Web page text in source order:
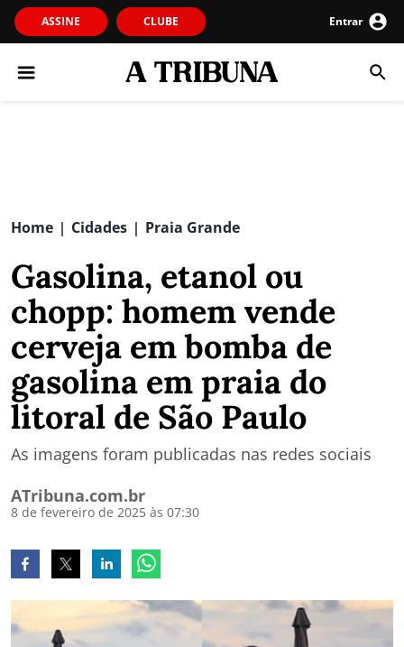
ASSINE CLUBE Entrar
Home | Cidades | Praia Grande
Gasolina, etanol ou
chopp: homem vende
cerveja em bomba de
gasolina em praia do
litoral de São Paulo
As imagens foram publicadas nas redes sociais
ATribuna.com.br
8 de fevereiro de 2025 às 07:30